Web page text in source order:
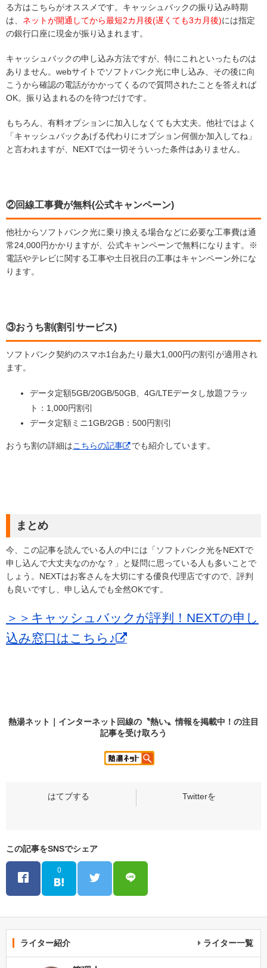
る方はこちらがオススメです。キャッシュバックの振り込み時期
は、 ネットが開通してから最短2カ月後(遅くても3カ月後)には指定
の銀行口座に現金が振り込まれます。
キャッシュバックの申し込み方法ですが、特にこれといったものは
ありません。webサイトでソフトバンク光に申し込み、その後に向
こうから確認の電話がかかってくるので質問されたことを答えれば
OK。振り込まれるのを待つだけです。
もちろん、有料オプションに加入しなくても大丈夫。他社ではよく
「キャッシュバックあげる代わりにオプション何個か加入してね」
と言われますが、NEXTでは一切そういった条件はありません。
②回線工事費が無料(公式キャンペーン)
他社からソフトバンク光に乗り換える場合などに必要な工事費は通
常24,000円かかりますが、公式キャンペーンで無料になります。※
電話やテレビに関する工事や土日祝日の工事はキャンペーン外にな
ります。
③おうち割(割引サービス)
ソフトバンク契約のスマホ1台あたり最大1,000円の割引が適用され
ます。
データ定額5GB/20GB/50GB、4G/LTEデータし放題フラッ
ト：1,000円割引
データ定額ミニ1GB/2GB：500円割引
おうち割の詳細はこちらの記事 でも紹介しています。
まとめ
今、この記事を読んでいる人の中には「ソフトバンク光をNEXTで
申し込んで大丈夫なのかな？」と疑問に思っている人も多いことで
しょう。NEXTはお客さんを大切にする優良代理店ですので、評判
も良いですし、申し込んでも全然OKです。
＞＞キャッシュバックが評判！NEXTの申し
込み窓口はこちら♪
熱湯ネット｜インターネット回線の〝熱い〟情報を掲載中！の注目
記事を受け取ろう
この記事をSNSでシェア
0
ライター紹介 ライター一覧